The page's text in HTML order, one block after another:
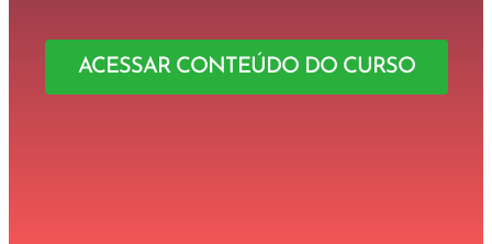
ACESSAR CONTEÚDO DO CURSO